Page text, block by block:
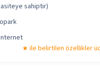
sahiptir)
ile belirtilen özellikler